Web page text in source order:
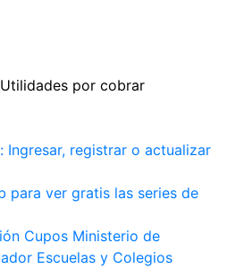
Ingresar, registrar o actualizar
para ver gratis las series de
Cupos Ministerio de
Escuelas y Colegios